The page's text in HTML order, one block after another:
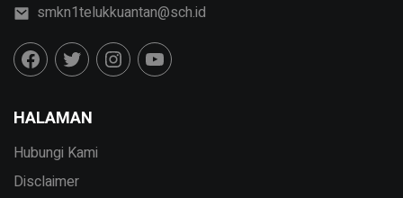
smkn1telukkuantan@sch.id
HALAMAN
Hubungi Kami
Disclaimer